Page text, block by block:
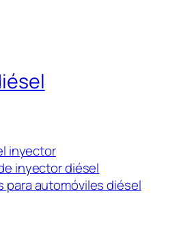
inyector
inyector diésel
para automóviles diésel